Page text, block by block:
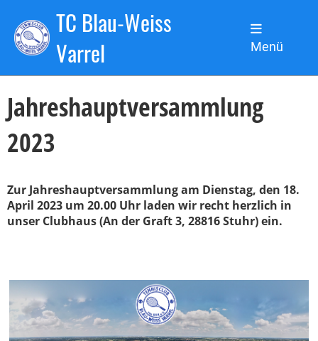
TC Blau-Weiss
Varrel
Menü
Zurück
Jahreshauptversammlung
2023
Zur Jahreshauptversammlung am Dienstag, den 18.
April 2023 um 20.00 Uhr laden wir recht herzlich in
unser Clubhaus (An der Graft 3, 28816 Stuhr) ein.